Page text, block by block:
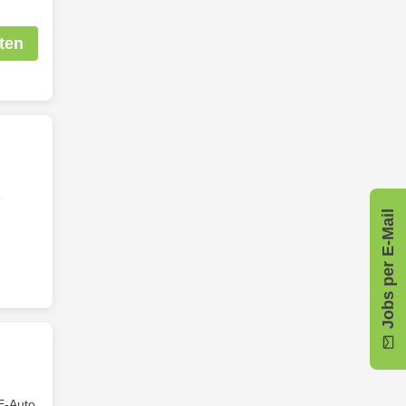
Jobs per E-Mail